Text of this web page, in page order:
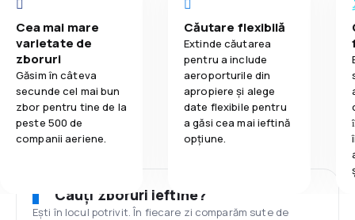
Cea mai mare
varietate de
zboruri
Găsim în câteva
secunde cel mai bun
zbor pentru tine de la
peste 500 de
companii aeriene.
Căutare flexibilă
Extinde căutarea
pentru a include
aeroporturile din
apropiere și alege
date flexibile pentru
a găsi cea mai ieftină
opțiune.
Cauți zboruri ieftine?
Ești în locul potrivit. În fiecare zi comparăm sute de